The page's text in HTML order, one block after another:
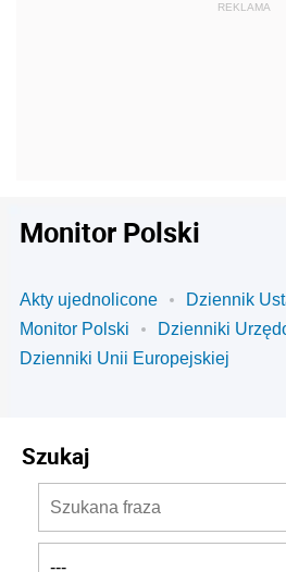
Monitor Polski
Akty ujednolicone
Dziennik
Monitor Polski
Dzienniki
Dzienniki Unii Europejskiej
Szukaj